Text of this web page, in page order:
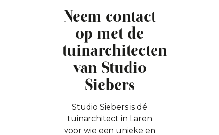
Neem contact
op met de
tuinarchitecten
van Studio
Siebers
Studio Siebers is dé
tuinarchitect in Laren
voor wie een unieke en